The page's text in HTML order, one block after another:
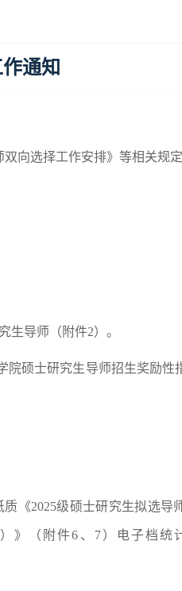
通知
向选择工作安排》等相关规
生导师（附件2）。
院硕士研究生导师招生奖励性
《2025级硕士研究生拟选导
》（附件6、7）电子档统